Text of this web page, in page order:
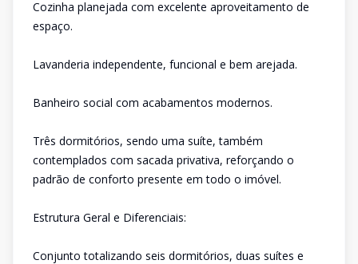
Cozinha planejada com excelente aproveitamento de
espaço.
Lavanderia independente, funcional e bem arejada.
Banheiro social com acabamentos modernos.
Três dormitórios, sendo uma suíte, também
contemplados com sacada privativa, reforçando o
padrão de conforto presente em todo o imóvel.
Estrutura Geral e Diferenciais:
Conjunto totalizando seis dormitórios, duas suítes e